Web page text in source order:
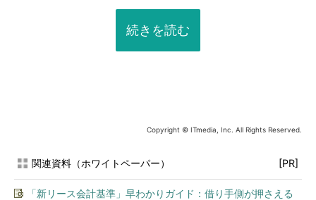
続きを読む
Copyright © ITmedia, Inc. All Rights Reserved.
関連資料（ホワイトペーパー） [PR]
「新リース会計基準」早わかりガイド：借り手側が押さえる